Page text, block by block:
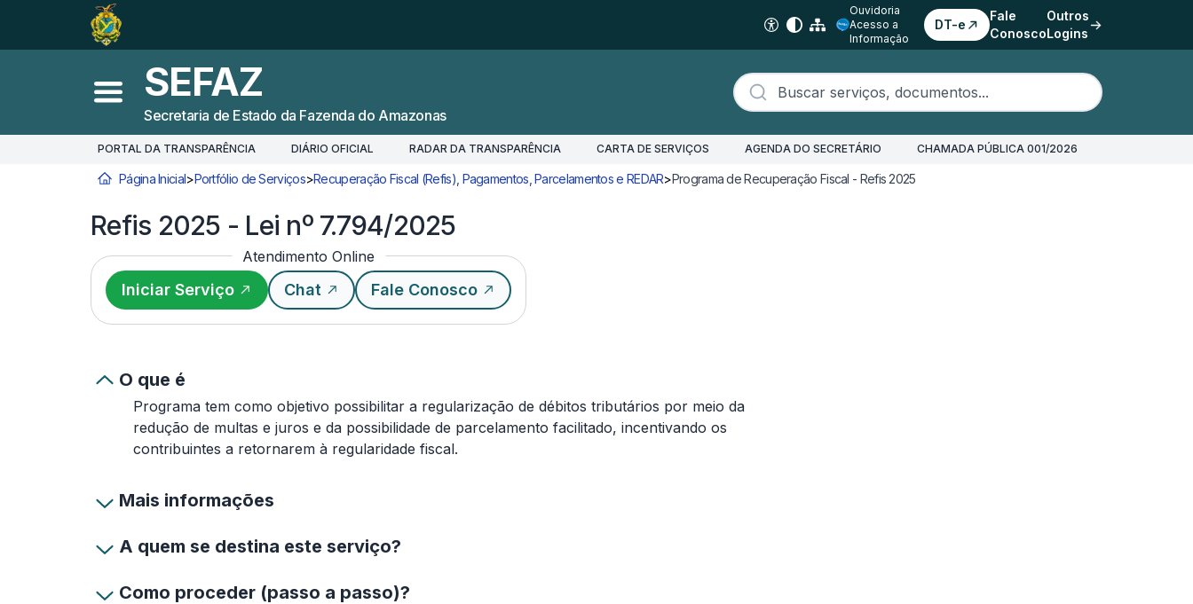
Ir para a
Busca 2
Ouvidoria
Acesso a
Informação
DT-e
Fale
Conosco
Outros
Logins
Abrir menu principal
SEFAZ
Secretaria de Estado da Fazenda do Amazonas
Buscar serviços, documentos...
PORTAL DA TRANSPARÊNCIA DIÁRIO OFICIAL RADAR DA TRANSPARÊNCIA CARTA DE SERVIÇOS AGENDA DO SECRETÁRIO CHAMADA PÚBLICA 001/2026
Você está aqui:
Página Inicial>Portfólio de Serviços>Recuperação Fiscal (Refis), Pagamentos, Parcelamentos e REDAR>Programa de Recuperação Fiscal - Refis 2025Refis 2025 - Lei nº 7.794/2025
Refis 2025 - Lei nº 7.794/2025
Atendimento Online
Iniciar Serviço Chat Fale Conosco
O que é
Programa tem como objetivo possibilitar a regularização de débitos tributários por meio da
redução de multas e juros e da possibilidade de parcelamento facilitado, incentivando os
contribuintes a retornarem à regularidade fiscal.
Mais informações
A quem se destina este serviço?
Como proceder (passo a passo)?